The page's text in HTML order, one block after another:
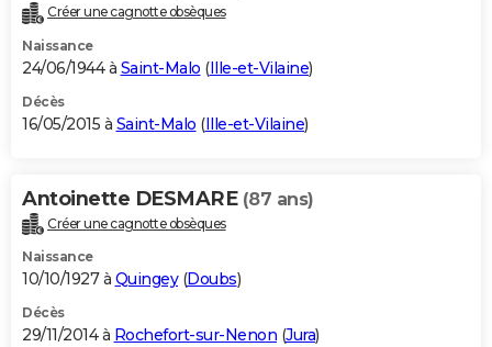
Créer une cagnotte obsèques
Naissance
24/06/1944 à Saint-Malo (Ille-et-Vilaine)
Décès
16/05/2015 à Saint-Malo (Ille-et-Vilaine)
Antoinette DESMARE (87 ans)
Créer une cagnotte obsèques
Naissance
10/10/1927 à Quingey(Doubs)
Décès
29/11/2014 à Rochefort-sur-Nenon (Jura)